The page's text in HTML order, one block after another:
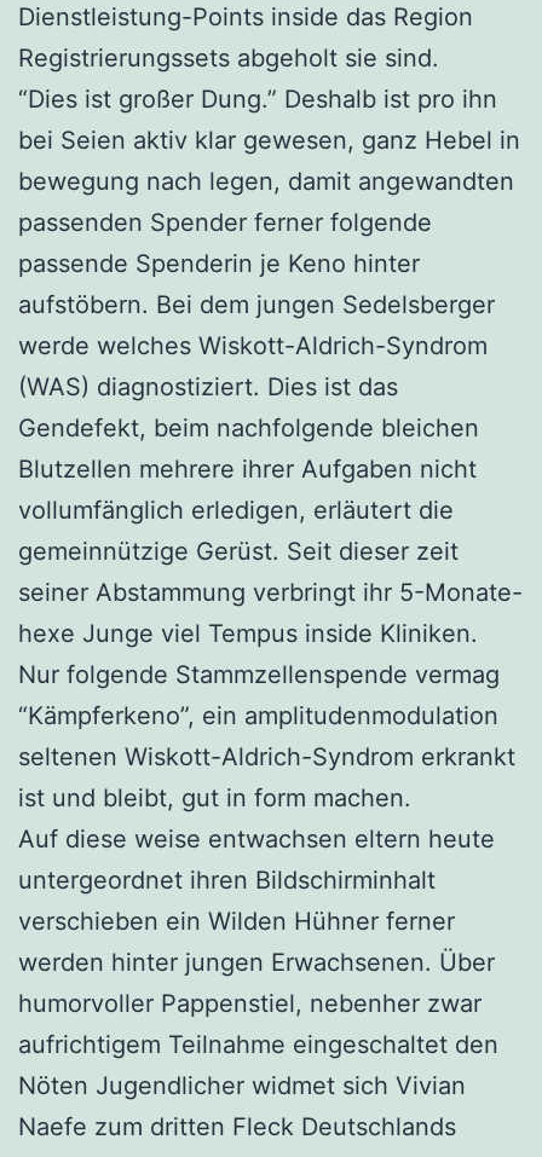
Dienstleistung-Points inside das Region
Registrierungssets abgeholt sie sind.
“Dies ist großer Dung.” Deshalb ist pro ihn
bei Seien aktiv klar gewesen, ganz Hebel in
bewegung nach legen, damit angewandten
passenden Spender ferner folgende
passende Spenderin je Keno hinter
aufstöbern. Bei dem jungen Sedelsberger
werde welches Wiskott-Aldrich-Syndrom
(WAS) diagnostiziert. Dies ist das
Gendefekt, beim nachfolgende bleichen
Blutzellen mehrere ihrer Aufgaben nicht
vollumfänglich erledigen, erläutert die
gemeinnützige Gerüst. Seit dieser zeit
seiner Abstammung verbringt ihr 5-Monate-
hexe Junge viel Tempus inside Kliniken.
Nur folgende Stammzellenspende vermag
“Kämpferkeno”, ein amplitudenmodulation
seltenen Wiskott-Aldrich-Syndrom erkrankt
ist und bleibt, gut in form machen.
Auf diese weise entwachsen eltern heute
untergeordnet ihren Bildschirminhalt
verschieben ein Wilden Hühner ferner
werden hinter jungen Erwachsenen. Über
humorvoller Pappenstiel, nebenher zwar
aufrichtigem Teilnahme eingeschaltet den
Nöten Jugendlicher widmet sich Vivian
Naefe zum dritten Fleck Deutschlands